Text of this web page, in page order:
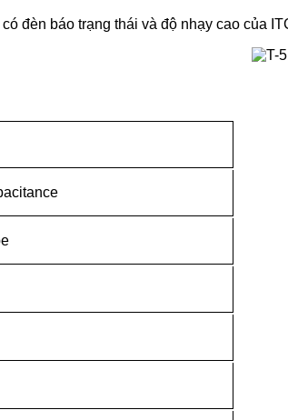
đèn báo trạng thái và độ nhạy cao của